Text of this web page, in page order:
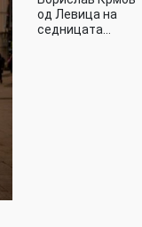
од Левица на
седницата…